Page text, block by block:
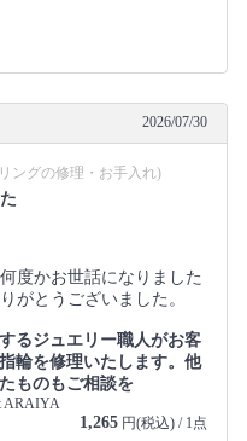
2026/07/30
ングの修理・お手入れ)
度かお世話になりました
がとうございました。
るジュエリー職人がお客
輪を修理いたします。他
ものもご相談を
ARAIYA
1,265 円(税込) / 1点